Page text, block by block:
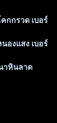
กกรวด เบอร์
องแสง เบอร์
าหินลาด